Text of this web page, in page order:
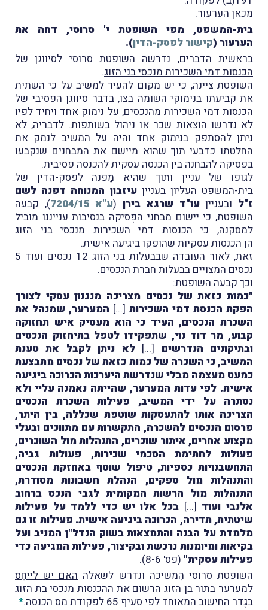
מכאן הערעור.
בית-המשפט, מפי השופטת י' סרוסי, דחה את
הערעור (קישור לפסק-הדין).
בראשית הדברים, נדרשה השופטת סרוסי לסיוּוגן של
הכנסות דמי השכירות מנכסי בני הזוג.
השופטת ציינה, כי יש מקום להעיר למשיב על כי השתית
את קביעתו בנימוקי השומה בצו, בדבר סיווגן הפסיבי של
הכנסות דמי השכירות מהנכסים, על נימוק אחד ויחיד לפיו
לא נדרשו הוצאות שכר או ניהול בשותפוּת. לדבריה, לא
ניתן להסתפק בנימוק אחד והיה על המשיב לנמק את
החלטתו כדבעי תוך שהוא מיישם את המבחנים שנקבעו
בפסיקה להבחנה בין הכנסה עסקית להכנסה פסיבית.
לגופו של עניין ותוך שהיא מַפנה לפסק-הדין של
בית-המשפט העליון בענייןעיזבון המנוחה דפנה לשם
ז"ל ובענייןעו"ד שרגא בירן(ע"א 7204/15
), קבעה
השופטת, כי יישום מבחני הפְּסיקה בנסיבות ענייננו מוביל
למסקנה, כי הכנסות דמי השכירות מנכסי בני הזוג
הן הכנסות עסקיות שהופקו ביגיעה אישית.
זאת, לאור העובדה שבבעלות בני הזוג 12 נכסים ועוד 5
נכסים המצויים בבעלות חברת הנכסים.
וכך קבעה השופטת:
"כמות כזאת של נכסים מצריכה מנגנון עסקי לצורך
הפקת הכנסת דמי השכירות [...] המערער, שמנהל את
השכרת הנכסים, העיד כי הוא מעסיק איש תחזוקה
קבוע, מר דוד נוי, שתפקידו לטפל בתיחזוק הנכסים
ובתיקונים הנדרשים [...]לא ניתן לקבל את טענת
המשיב, כי השכרה של כמות כזאת של נכסים מתבצעת
כמעט מעצמה מבלי שנדרשת היערכות הכרוכה ביגיעה
אישית. לפי עדות המערער, שהייתה נאמנה עליי ולא
נסתרה על ידי המשיב, פעילות השכרת הנכסים
הצריכה אותו להתעסקות שוטפת שכללה, בין היתר,
פרסום הנכסים להשכרה, התקשרות עם מתווכים ובעלי
מקצוע אחרים, איתור שוכרים, התנהלות מול השוכרים,
פעולות לחתימת הסכמי שכירות, פעולות גביה,
התחשבנויות כספיות, טיפול שוטף באחזקת הנכסים
והתנהלות מול ספקים, הנהלת חשבונות מסודרת,
התנהלות מול הרשות המקומית לגבי הנכס ברחוב
אלנבי ועוד [...] בכל אלו יש כדי ללמד על פעילות
שיטתית, תדירה, הכרוכה ביגיעה אישית. פעילות זו גם
מלמדת על הבנה והתמצאות בשוק הנדל"ן המניב ועל
בקיאות ומיומנות נרכשת ובקיצור, פעילות המגיעה כדי
פעילות עסקית" (פס' 8-6).
השופטת סרוסי הִמשיכה ונדרש לשאלההאם יש לייחֵס
למערער בתור בן הזוג הרשום את ההכנסות מנכסי בת הזוג
בגֶדר החישוב המאוחד לפי סעיף 65 לפקודת מס הכנסה
.
*